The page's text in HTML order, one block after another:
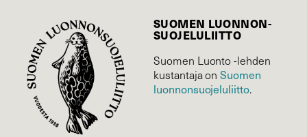
SUOMEN LUONNON­
SUOJELU­LIITTO
Suomen Luonto -lehden
kustantaja onSuomen
luonnonsuojelu­liitto.